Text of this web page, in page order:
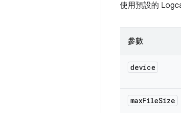
使用預設的
參數
device
maxFileSize